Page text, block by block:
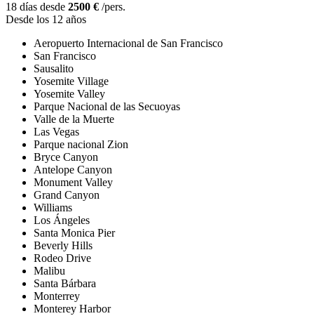
18 días desde 2500 € /pers.
Desde los 12 años
Aeropuerto Internacional de San Francisco
San Francisco
Sausalito
Yosemite Village
Yosemite Valley
Parque Nacional de las Secuoyas
Valle de la Muerte
Las Vegas
Parque nacional Zion
Bryce Canyon
Antelope Canyon
Monument Valley
Grand Canyon
Williams
Los Ángeles
Santa Monica Pier
Beverly Hills
Rodeo Drive
Malibu
Santa Bárbara
Monterrey
Monterey Harbor